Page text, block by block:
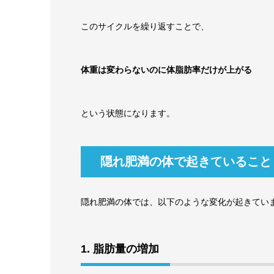
このサイクルを繰り返すことで、
体重は変わらないのに体脂肪率だけが上がる
という状態になります。
隠れ肥満の体で起きていること
隠れ肥満の体では、以下のような変化が起きてい
1. 脂肪量の増加